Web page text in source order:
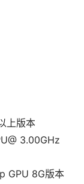
上版本
3.00GHz
GPU 8G版本